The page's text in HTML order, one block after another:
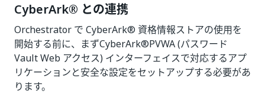
CyberArk® との連携
Orchestrator で CyberArk® 資格情報ストアの使用を
開始する前に、まずCyberArk®PVWA (パスワード
Vault Web アクセス) インターフェイスで対応するアプ
リケーションと安全な設定をセットアップする必要があ
ります。